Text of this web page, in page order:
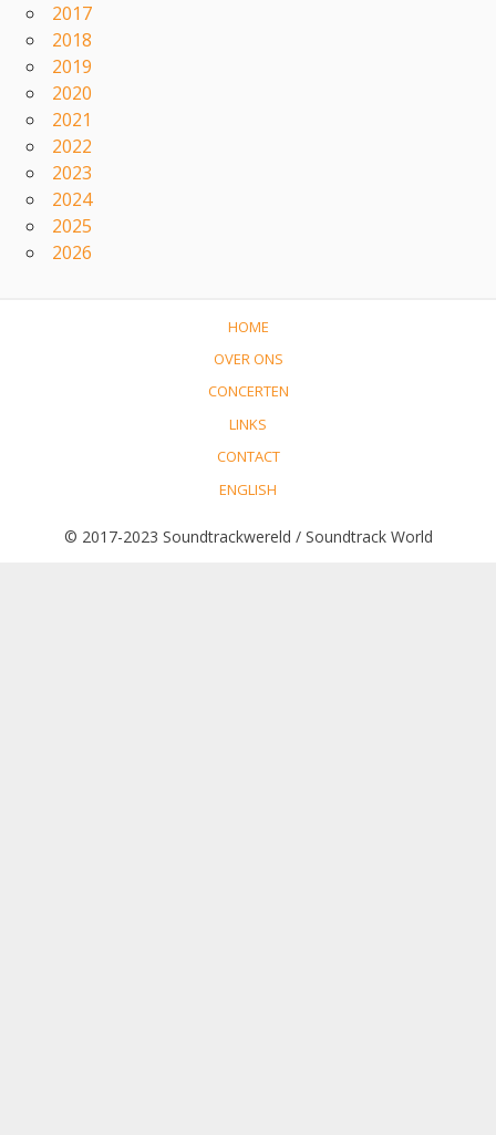
2017
2018
2019
2020
2021
2022
2023
2024
2025
2026
HOME
OVER ONS
CONCERTEN
LINKS
CONTACT
ENGLISH
© 2017-2023 Soundtrackwereld / Soundtrack World